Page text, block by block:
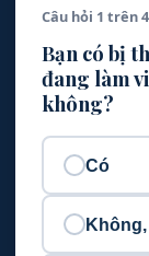
Câu hỏi 1 trên 4
Bạn có bị
đang làm
không?
Có